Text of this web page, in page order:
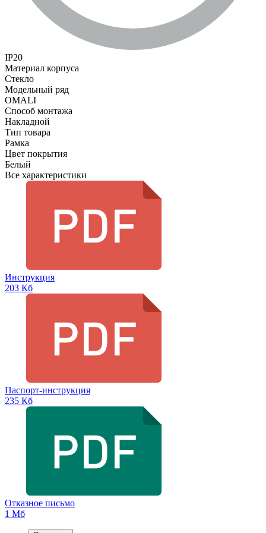
IP20
Материал корпуса
Стекло
Модельный ряд
OMALI
Способ монтажа
Накладной
Тип товара
Рамка
Цвет покрытия
Белый
Все характеристики
Инструкция
203 Кб
Паспорт-инструкция
235 Кб
Отказное письмо
1 Мб